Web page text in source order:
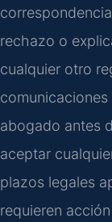
rechazo o
cualquier otro
abogado antes
aceptar
plazos legales
requieren